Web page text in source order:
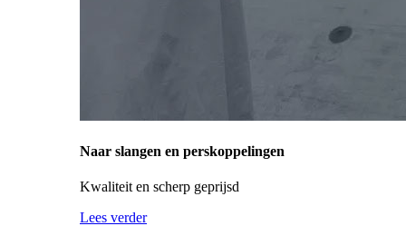
Naar slangen en perskoppelingen
Kwaliteit en scherp geprijsd
Lees verder